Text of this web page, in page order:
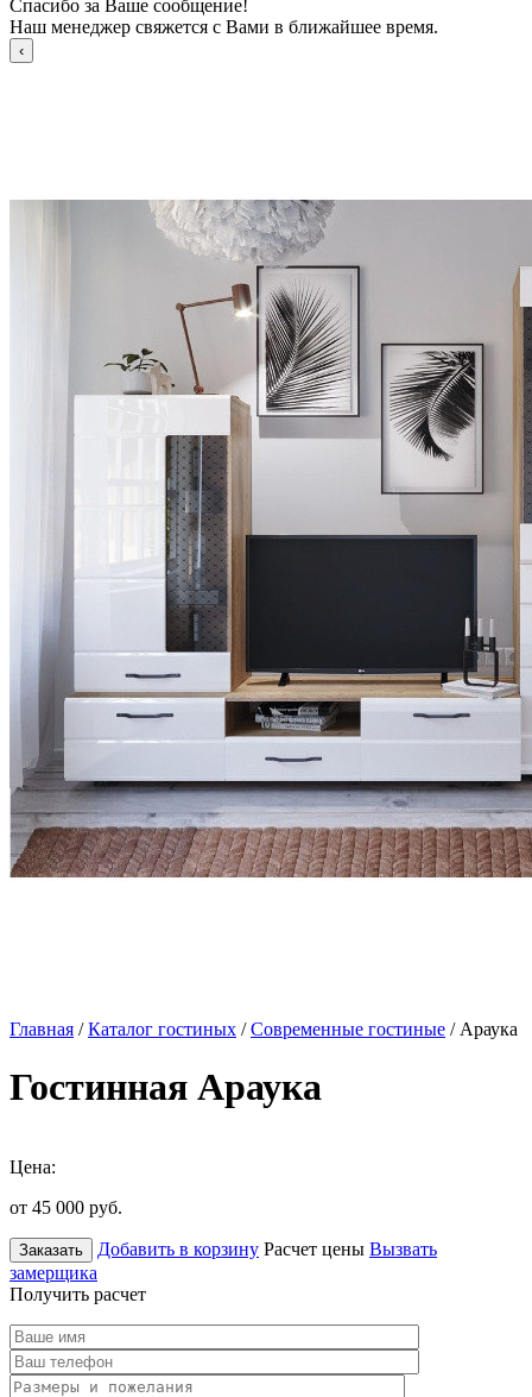
Спасибо за Ваше сообщение!
Наш менеджер свяжется с Вами в ближайшее время.
Главная /Каталог гостиных /Современные гостиные / Араука
Гостинная Араука
Цена:
от 45 000 руб.
Заказать Добавить в корзину Расчет цены Вызвать
замерщика
Получить расчет